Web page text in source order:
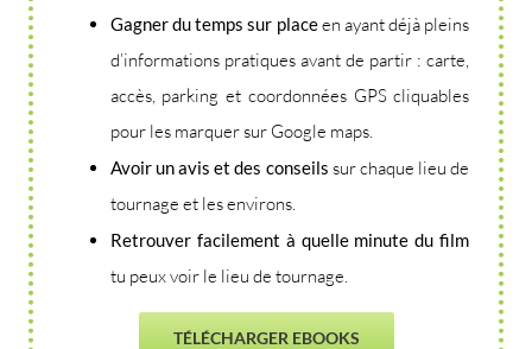
Gagner du temps sur placeen ayant déjà pleins
d’informations pratiques avant de partir : carte,
accès, parking et coordonnées GPS cliquables
pour les marquer sur Google maps.
Avoir un avis et des conseils sur chaque lieu de
tournage et les environs.
Retrouver facilement à quelle minute du film
tu peux voir le lieu de tournage.
TÉLÉCHARGER EBOOKS